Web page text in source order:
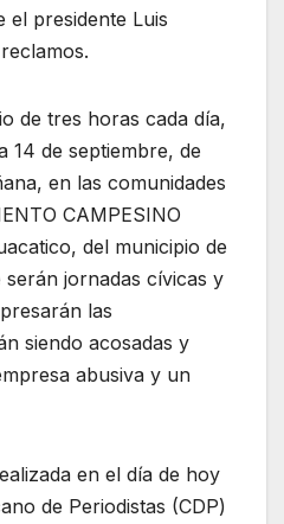
el presidente Luis
de tres horas cada día,
14 de septiembre, de
en las comunidades
CAMPESINO
del municipio de
jornadas cívicas y
las
siendo acosadas y
abusiva y un
en el día de hoy
de Periodistas (CDP)